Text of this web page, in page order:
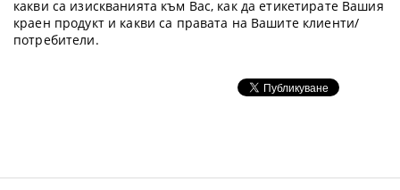
какви са изискванията към Вас, как да етикетирате Вашия
краен продукт и какви са правата на Вашите клиенти/
потребители.